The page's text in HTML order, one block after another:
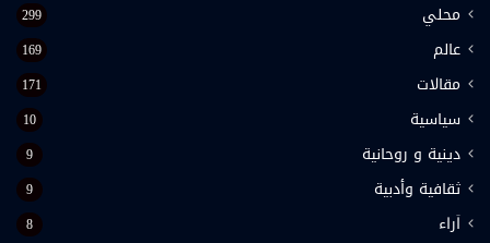
محلي 299
عالم 169
مقالات 171
سياسية 10
دينية و روحانية 9
ثقافية وأدبية 9
اَراء 8